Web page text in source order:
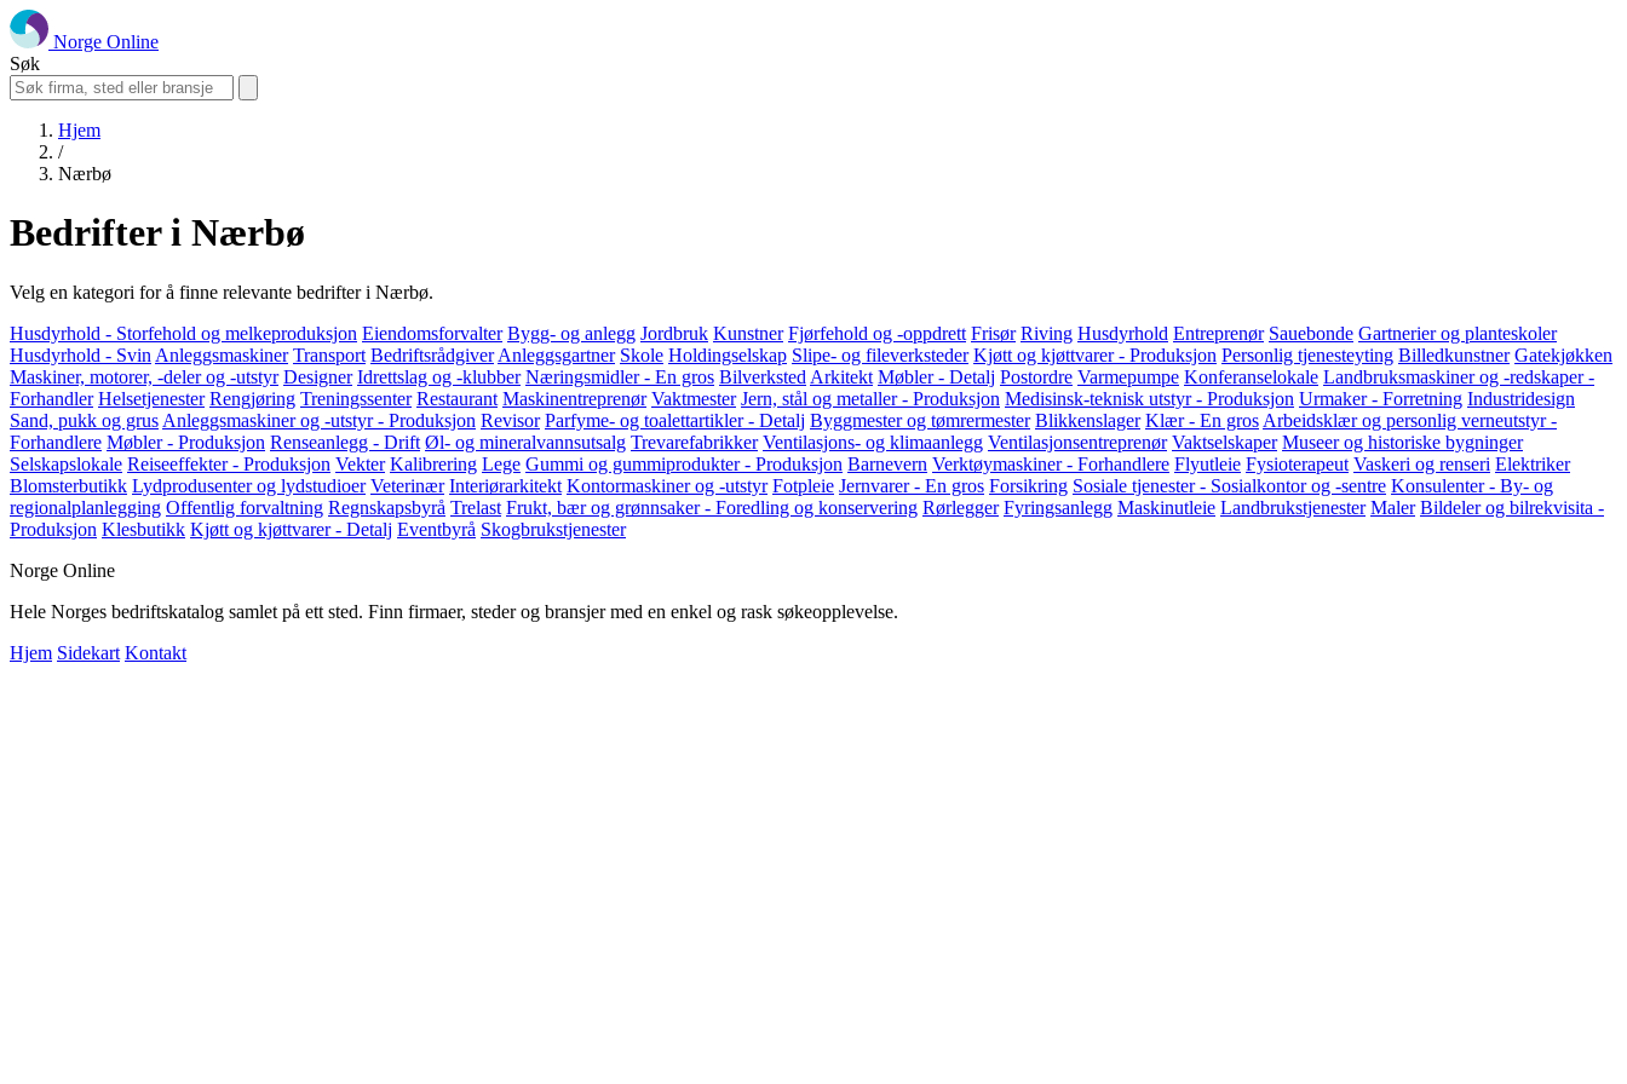
Norge Online
Søk
Hjem
/
Nærbø
Bedrifter i Nærbø
Velg en kategori for å finne relevante bedrifter i Nærbø.
Husdyrhold - Storfehold og melkeproduksjon Eiendomsforvalter Bygg- og anlegg Jordbruk Kunstner Fjørfehold og -oppdrett Frisør Riving Husdyrhold Entreprenør Sauebonde Gartnerier og planteskoler
Husdyrhold - Svin Anleggsmaskiner Transport Bedriftsrådgiver Anleggsgartner Skole Holdingselskap Slipe- og fileverksteder Kjøtt og kjøttvarer - Produksjon Personlig tjenesteyting Billedkunstner Gatekjøkken
Maskiner, motorer, -deler og -utstyr Designer Idrettslag og -klubber Næringsmidler - En gros Bilverksted Arkitekt Møbler - Detalj Postordre Varmepumpe Konferanselokale Landbruksmaskiner og -redskaper -
Forhandler Helsetjenester Rengjøring Treningssenter Restaurant Maskinentreprenør Vaktmester Jern, stål og metaller - Produksjon Medisinsk-teknisk utstyr - Produksjon Urmaker - Forretning Industridesign
Sand, pukk og grus Anleggsmaskiner og -utstyr - Produksjon Revisor Parfyme- og toalettartikler - Detalj Byggmester og tømrermester Blikkenslager Klær - En gros Arbeidsklær og personlig verneutstyr -
Forhandlere Møbler - Produksjon Renseanlegg - Drift Øl- og mineralvannsutsalg Trevarefabrikker Ventilasjons- og klimaanlegg Ventilasjonsentreprenør Vaktselskaper Museer og historiske bygninger
Selskapslokale Reiseeffekter - Produksjon Vekter Kalibrering Lege Gummi og gummiprodukter - Produksjon Barnevern Verktøymaskiner - Forhandlere Flyutleie Fysioterapeut Vaskeri og renseri Elektriker
Blomsterbutikk Lydprodusenter og lydstudioer Veterinær Interiørarkitekt Kontormaskiner og -utstyr Fotpleie Jernvarer - En gros Forsikring Sosiale tjenester - Sosialkontor og -sentre Konsulenter - By- og
regionalplanlegging Offentlig forvaltning Regnskapsbyrå Trelast Frukt, bær og grønnsaker - Foredling og konservering Rørlegger Fyringsanlegg Maskinutleie Landbrukstjenester Maler Bildeler og bilrekvisita -
Produksjon Klesbutikk Kjøtt og kjøttvarer - Detalj Eventbyrå Skogbrukstjenester
Norge Online
Hele Norges bedriftskatalog samlet på ett sted. Finn firmaer, steder og bransjer med en enkel og rask søkeopplevelse.
Hjem Sidekart Kontakt